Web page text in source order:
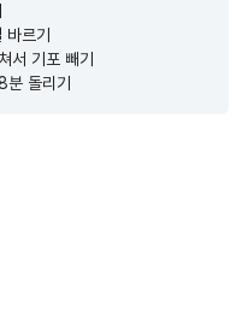
르기
서 기포 빼기
돌리기